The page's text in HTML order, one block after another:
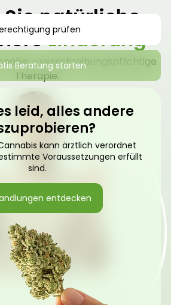
Sie natürliche
Linderung
– verschreibungspflichtige
Therapie.
prüfen
Beratung starten
leid, alles andere
kann ärztlich verordnet
Voraussetzungen erfüllt
sind.
entdecken